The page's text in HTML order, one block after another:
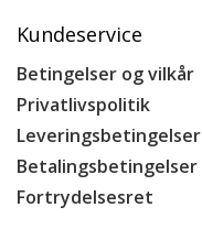
Kundeservice
Betingelser og vilkår
Privatlivspolitik
Leveringsbetingelser
Betalingsbetingelser
Fortrydelsesret